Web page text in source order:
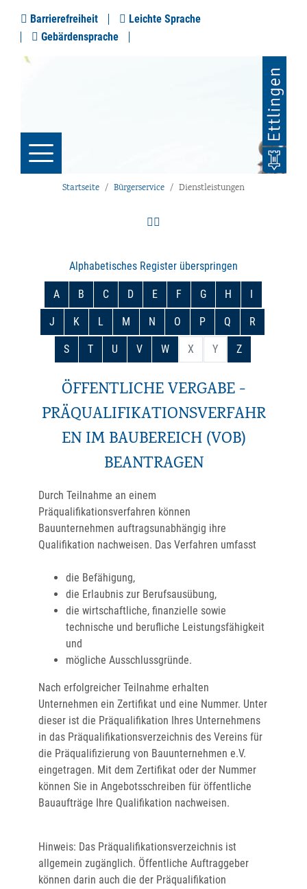
Barrierefreiheit
Leichte Sprache
Gebärdensprache
Startseite Bürgerservice Dienstleistungen
Alphabetisches Register überspringen
A B C D E F G H I
J K L M N O P Q R
S T U V W X Y Z
ÖFFENTLICHE VERGABE -
PRÄQUALIFIKATIONSVERFAHR
EN IM BAUBEREICH (VOB)
BEANTRAGEN
Durch Teilnahme an einem
Präqualifikationsverfahren können
Bauunternehmen auftragsunabhängig ihre
Qualifikation nachweisen. Das Verfahren umfasst
die Befähigung,
die Erlaubnis zur Berufsausübung,
die wirtschaftliche, finanzielle sowie
technische und berufliche Leistungsfähigkeit
und
mögliche Ausschlussgründe.
Nach erfolgreicher Teilnahme erhalten
Unternehmen ein Zertifikat und eine Nummer. Unter
dieser ist die Präqualifikation Ihres Unternehmens
in das Präqualifikationsverzeichnis des Vereins für
die Präqualifizierung von Bauunternehmen e.V.
eingetragen. Mit dem Zertifikat oder der Nummer
können Sie in Angebotsschreiben für öffentliche
Bauaufträge Ihre Qualifikation nachweisen.
Hinweis: Das Präqualifikationsverzeichnis ist
allgemein zugänglich. Öffentliche Auftraggeber
können darin auch die der Präqualifikation